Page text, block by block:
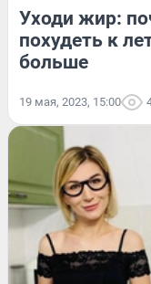
Уходи жир:
похудеть к
больше
19 мая, 2023, 15:00